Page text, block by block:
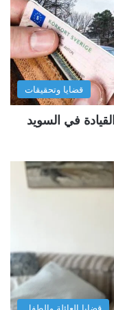
قضايا وتحقيقات
في السويد
قضايا العائلة والطفل